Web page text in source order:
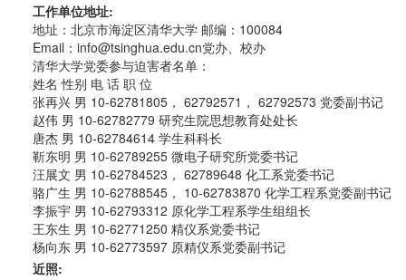
工作单位地址:
地址：北京市海淀区清华大学 邮编：100084
Email：info@tsinghua.edu.cn党办、校办
清华大学党委参与迫害者名单：
姓名 性别 电 话 职 位
张再兴 男 10-62781805， 62792571， 62792573 党委副书记
赵伟 男 10-62782779 研究生院思想教育处处长
唐杰 男 10-62784614 学生科科长
靳东明 男 10-62789255 微电子研究所党委书记
汪展文 男 10-62784523， 62789648 化工系党委书记
骆广生 男 10-62788545， 10-62783870 化学工程系党委副书记
李振宇 男 10-62793312 原化学工程系学生组组长
王东生 男 10-62771250 精仪系党委书记
杨向东 男 10-62773597 原精仪系党委副书记
近照: